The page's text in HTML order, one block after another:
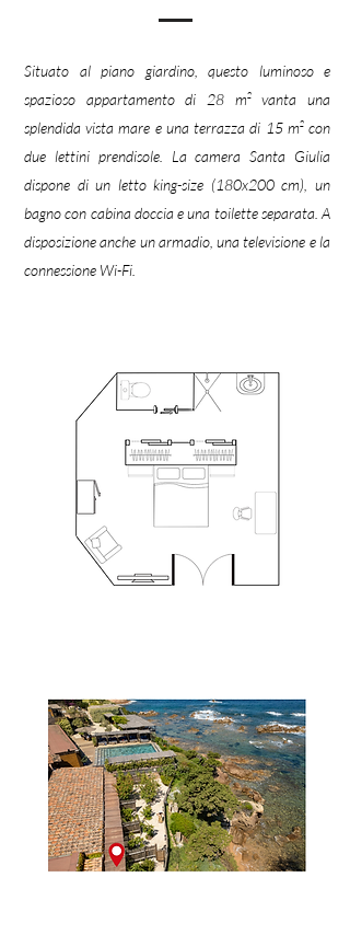
Situato al piano giardino, questo luminoso e
spazioso appartamento di 28 m² vanta una
splendida vista mare e una terrazza di 15 m² con
due lettini prendisole. La camera Santa Giulia
dispone di un letto king-size (180x200 cm), un
bagno con cabina doccia e una toilette separata. A
disposizione anche un armadio, una televisione e la
connessione Wi-Fi.